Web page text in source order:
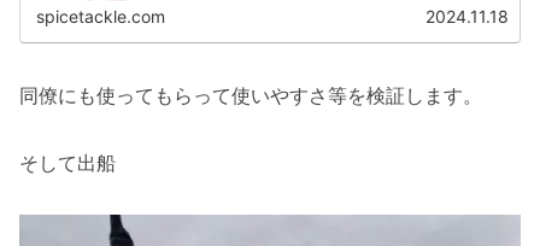
spicetackle.com 2024.11.18
同僚にも使ってもらって使いやすさ等を検証します。
そして出船